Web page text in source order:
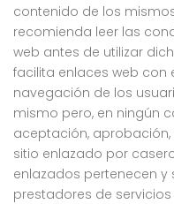
contenido de los
recomienda leer las
web antes de utilizar
facilita enlaces web con
navegación de los
mismo pero, en ningún
aceptación,
sitio enlazado por
enlazados pertenecen
prestadores de